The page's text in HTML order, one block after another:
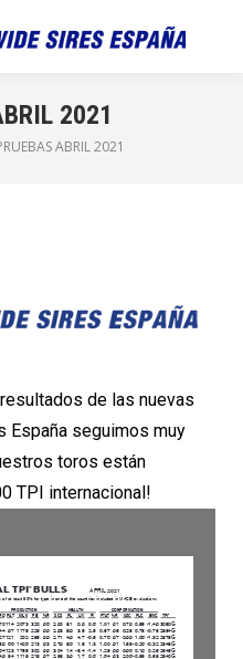
2021
ABRIL 2021
de las nuevas
España seguimos muy
toros están
TPI internacional!